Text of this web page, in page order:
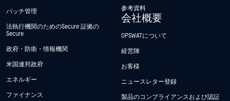
パッチ管理
法執行機関のためのSecure 証拠の
Secure
政府・防衛・情報機関
米国連邦政府
エネルギー
ファイナンス
参考資料
会社概要
OPSWATについて
経営陣
お客様
ニュースレター登録
製品のコンプライアンスおよび認証